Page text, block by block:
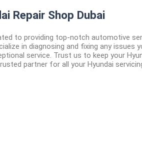
Repair Shop Dubai
to providing top-notch automotive
in diagnosing and fixing any issues
service. Trust us to keep your
partner for all your Hyundai